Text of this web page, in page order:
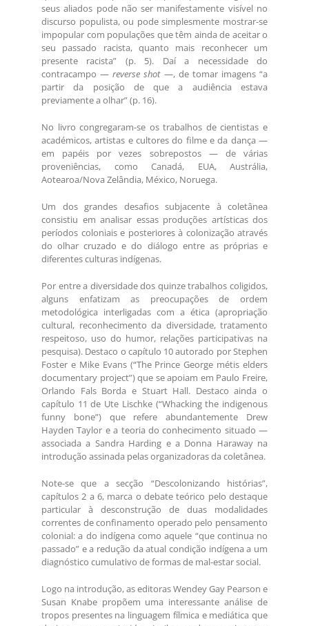
seus aliados pode não ser manifestamente visível no
discurso populista, ou pode simplesmente mostrar-se
impopular com populações que têm ainda de aceitar o
seu passado racista, quanto mais reconhecer um
presente racista” (p. 5). Daí a necessidade do
contracampo —reverse shot—, de tomar imagens “a
partir da posição de que a audiência estava
previamente a olhar” (p. 16).
No livro congregaram-se os trabalhos de cientistas e
académicos, artistas e cultores do filme e da dança —
em papéis por vezes sobrepostos — de várias
proveniências, como Canadá, EUA, Austrália,
Aotearoa/Nova Zelândia, México, Noruega.
Um dos grandes desafios subjacente à coletânea
consistiu em analisar essas produções artísticas dos
períodos coloniais e posteriores à colonização através
do olhar cruzado e do diálogo entre as próprias e
diferentes culturas indígenas.
Por entre a diversidade dos quinze trabalhos coligidos,
alguns enfatizam as preocupações de ordem
metodológica interligadas com a ética (apropriação
cultural, reconhecimento da diversidade, tratamento
respeitoso, uso do humor, relações participativas na
pesquisa). Destaco o capítulo 10 autorado por Stephen
Foster e Mike Evans (“The Prince George métis elders
documentary project”) que se apoiam em Paulo Freire,
Orlando Fals Borda e Stuart Hall. Destaco ainda o
capítulo 11 de Ute Lischke (“Whacking the indigenous
funny bone”) que refere abundantemente Drew
Hayden Taylor e a teoria do conhecimento situado —
associada a Sandra Harding e a Donna Haraway na
introdução assinada pelas organizadoras da coletânea.
Note-se que a secção “Descolonizando histórias”,
capítulos 2 a 6, marca o debate teórico pelo destaque
particular à desconstrução de duas modalidades
correntes de confinamento operado pelo pensamento
colonial: a do indígena como aquele “que continua no
passado” e a redução da atual condição indígena a um
diagnóstico cumulativo de formas de mal-estar social.
Logo na introdução, as editoras Wendey Gay Pearson e
Susan Knabe propõem uma interessante análise de
tropos presentes na linguagem fílmica e mediática que